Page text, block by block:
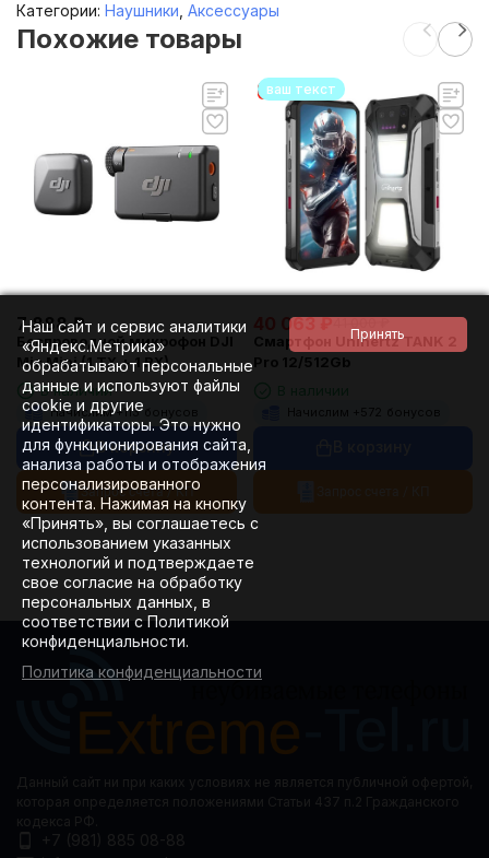
Категории: Наушники Аксессуары
Похожие товары
7 888 ₽
Беспроводной микрофон DJI
Mic Mini (1 TX + 1 RX)
В наличии
Начислим + 113 бонусов
В корзину
Запрос счета / КП
ваш текст
40 063 ₽
Смартфон Unihertz TANK 2
Pro 12/512Gb
Начислим + 572 бонусов
Наш сайт и сервис аналитики
«Яндекс.Метрика»
обрабатывают персональные
данные и используют файлы
cookie и другие
идентификаторы. Это нужно
для функционирования сайта,
анализа работы и отображения
персонализированного
контента. Нажимая на кнопку
«Принять», вы соглашаетесь с
использованием указанных
технологий и подтверждаете
свое согласие на обработку
персональных данных, в
соответствии с Политикой
конфиденциальности.
Политика конфиденциальности